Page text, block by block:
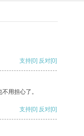
支持[0] 反对[0]
用担心了。
支持[0] 反对[0]